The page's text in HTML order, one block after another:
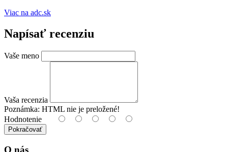
Viac na adc.sk
Napísať recenziu
Vaše meno
Vaša recenzia
Poznámka: HTML nie je preložené!
Hodnotenie
Pokračovať
O nás